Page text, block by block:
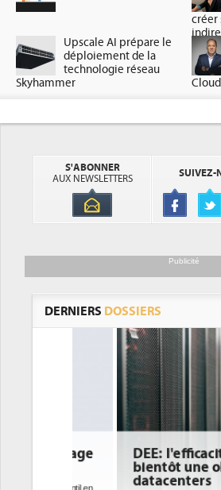
créer
Upscale AI prépare le
déploiement de la
technologie réseau
Skyhammer
S'ABONNER
AUX NEWSLETTERS
SUIVEZ-
Publicité
DERNIERS DOSSIERS
DEE: l'efficacité
bientôt une
datacenters